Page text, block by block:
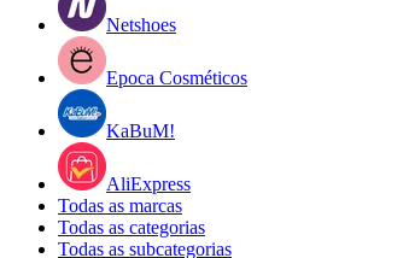
Netshoes
Epoca Cosméticos
KaBuM!
AliExpress
Todas as marcas
Todas as categorias
Todas as subcategorias